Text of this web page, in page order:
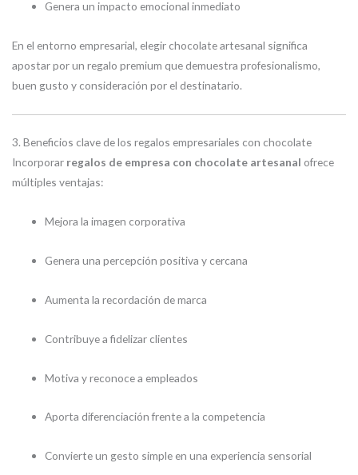
Genera un impacto emocional inmediato
En el entorno empresarial, elegir chocolate artesanal significa
apostar por un regalo premium que demuestra profesionalismo,
buen gusto y consideración por el destinatario.
3. Beneficios clave de los regalos empresariales con chocolate
Incorporar regalos de empresa con chocolate artesanal ofrece
múltiples ventajas:
Mejora la imagen corporativa
Genera una percepción positiva y cercana
Aumenta la recordación de marca
Contribuye a fidelizar clientes
Motiva y reconoce a empleados
Aporta diferenciación frente a la competencia
Convierte un gesto simple en una experiencia sensorial